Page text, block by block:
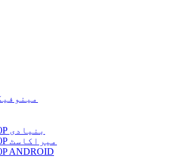
600P بنیادی
600P میراکاسٹ
ANDROID